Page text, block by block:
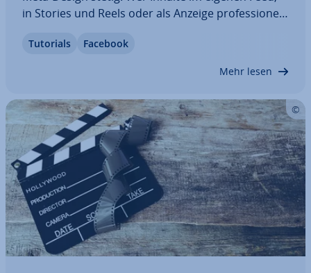
in Stories und Reels oder als Anzeige pro­fes­sio­nell
Upload-Größen statt auf starre Pi­xel­wer­te setzen.
Tutorials Facebook
Mehr lesen